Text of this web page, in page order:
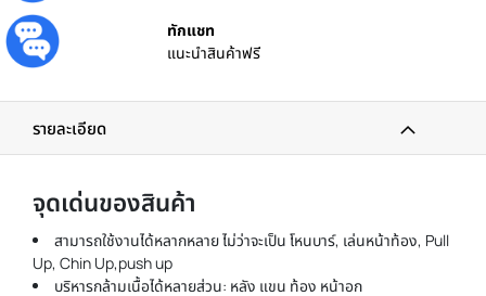
ทักแชท
แนะนำสินค้าฟรี
รายละเอียด
จุดเด่นของสินค้า
สามารถใช้งานได้หลากหลาย ไม่ว่าจะเป็น โหนบาร์, เล่นหน้าท้อง, Pull
Up, Chin Up,push up
บริหารกล้ามเนื้อได้หลายส่วน: หลัง แขน ท้อง หน้าอก